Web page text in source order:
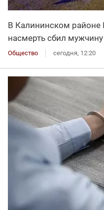
В Калининском районе
насмерть сбил мужчину
Общество сегодня, 12:20